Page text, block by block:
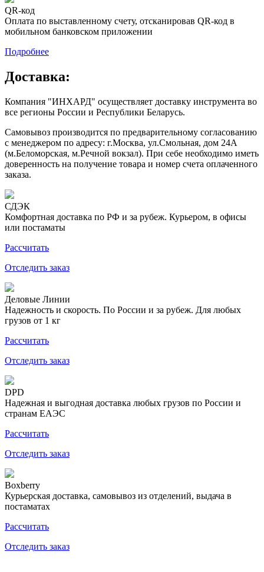
QR-код
Оплата по выставленному счету, отсканировав QR-код в
мобильном банковском приложении
Подробнее
Доставка:
Компания "ИНХАРД" осуществляет доставку инструмента во
все регионы России и Республики Беларусь.
Самовывоз производится по предварительному согласованию
с менеджером по адресу: г.Москва, ул.Смольная, дом 24А
(м.Беломорская, м.Речной вокзал). При себе необходимо иметь
доверенность на получение товара и номер счета оплаченного
заказа.
СДЭК
Комфортная доставка по РФ и за рубеж. Курьером, в офисы
или постаматы
Рассчитать
Отследить заказ
Деловые Линии
Надежность и скорость. По России и за рубеж. Для любых
грузов от 1 кг
Рассчитать
Отследить заказ
DPD
Надежная и выгодная доставка любых грузов по России и
странам ЕАЭС
Рассчитать
Отследить заказ
Boxberry
Курьерская доставка, самовывоз из отделений, выдача в
постаматах
Рассчитать
Отследить заказ